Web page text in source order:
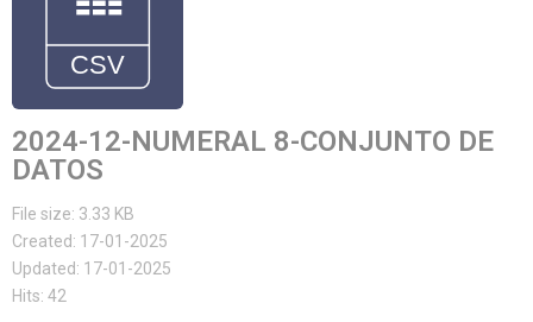
2024-12-NUMERAL 8-CONJUNTO DE
DATOS
File size: 3.33 KB
Created: 17-01-2025
Updated: 17-01-2025
Hits: 42